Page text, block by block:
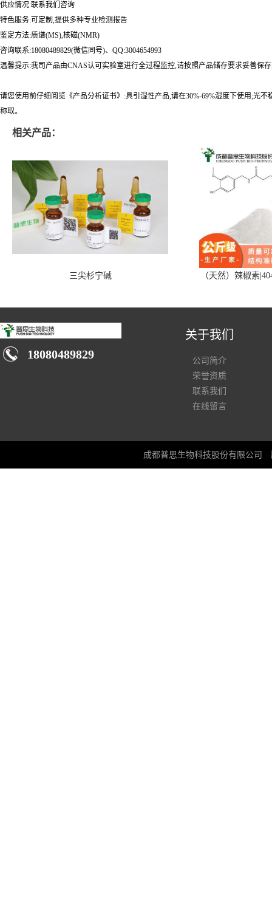
供应情况:联系我们咨询
特色服务:可定制,提供多种专业检测报告
鉴定方法:质谱(MS),核磁(NMR)
咨询联系:18080489829(微信同号)、QQ:3004654993
温馨提示:我司产品由CNAS认可实验室进行全过程监控,请按照产品储存要求妥善保
请您使用前仔细阅览《产品分析证书》:具引湿性产品,请在30%-69%湿度下使用;光
称取。
相关产品：
三尖杉宁碱 （天然）辣椒素
18080489829
关于我们
公司简介
荣誉资质
联系我们
在线留言
成都普思生物科技股份有限公司